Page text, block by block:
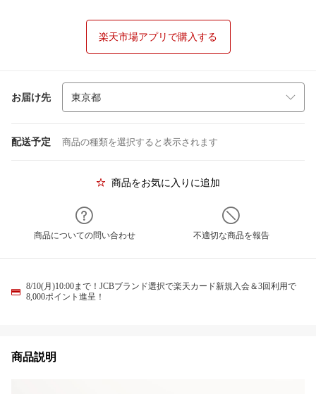
楽天市場アプリで購入する
お届け先
配送予定 商品の種類を選択すると表示されます
商品をお気に入りに追加
商品についての問い合わせ 不適切な商品を報告
8/10(月)10:00まで！JCBブランド選択で楽天カード新規入会＆3回利用で
8,000ポイント進呈！
商品説明